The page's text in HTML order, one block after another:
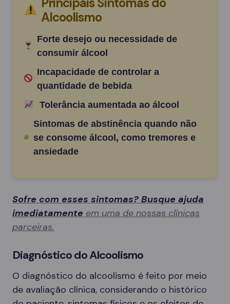
Alcoolismo
Forte desejo ou necessidade de
consumir álcool
Incapacidade de controlar a
quantidade de bebida
Tolerância aumentada ao álcool
Sintomas de abstinência quando não
se consome álcool, como tremores e
ansiedade
Sofre com esses sintomas? Busque ajuda
imediatamente em uma de nossas clínicas
parceiras.
Diagnóstico do Alcoolismo
O diagnóstico do alcoolismo é feito por meio
de avaliação clínica, considerando o histórico